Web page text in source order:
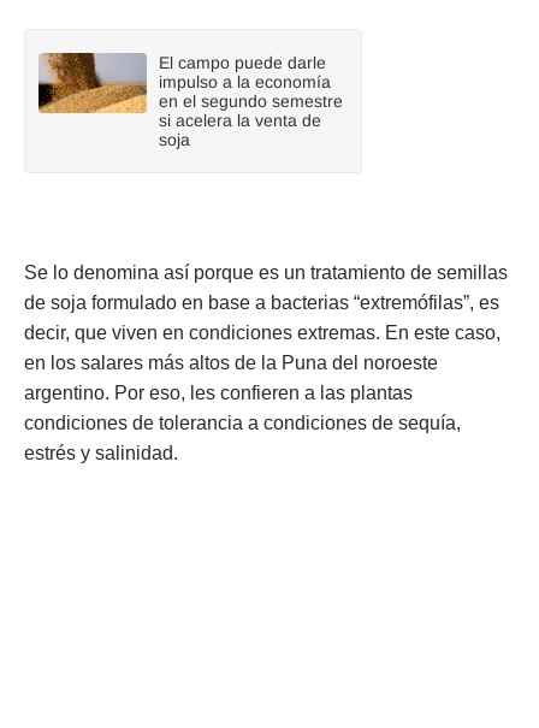
El campo puede darle
impulso a la economía
en el segundo semestre
si acelera la venta de
soja
Se lo denomina así porque es un tratamiento de semillas
de soja formulado en base a bacterias “extremófilas”, es
decir, que viven en condiciones extremas. En este caso,
en los salares más altos de la Puna del noroeste
argentino. Por eso, les confieren a las plantas
condiciones de tolerancia a condiciones de sequía,
estrés y salinidad.